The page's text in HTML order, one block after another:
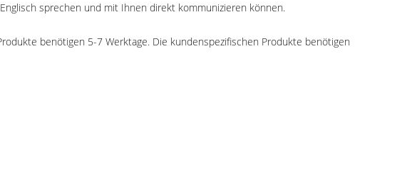
sprechen und mit Ihnen direkt kommunizieren können.
benötigen 5-7 Werktage. Die kundenspezifischen Produkte benötigen